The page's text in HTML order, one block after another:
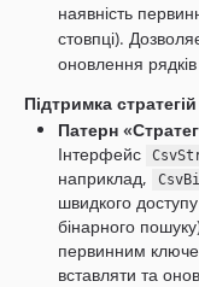
наявність
стовпці).
оновлення
Підтримка
Патерн
Інтерфейс
наприклад,
швидкого
бінарного
первинним
вставляти та